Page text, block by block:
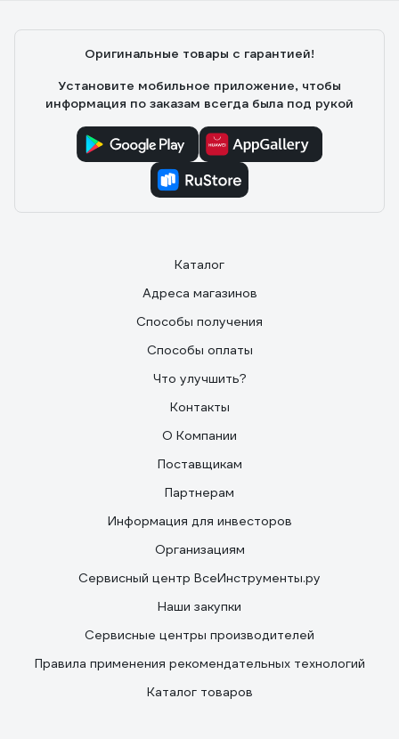
от дождя мы мастерили и для трансформаторных
Оригинальные товары с гарантией!
Установите мобильное приложение, чтобы
информация по заказам всегда была под рукой
Каталог
Адреса магазинов
Способы получения
Способы оплаты
Что улучшить?
Контакты
О Компании
Поставщикам
Партнерам
Информация для инвесторов
Организациям
Сервисный центр ВсеИнструменты.ру
Наши закупки
Сервисные центры производителей
Правила применения рекомендательных технологий
Каталог товаров